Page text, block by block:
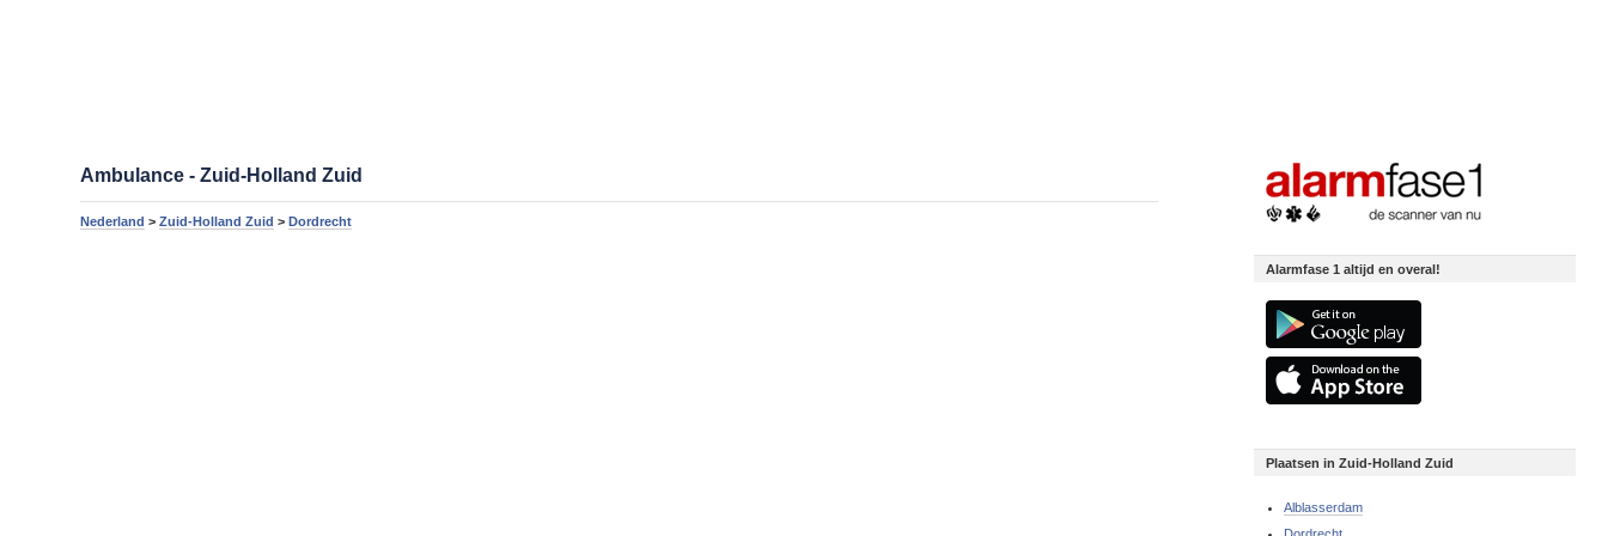
Ambulance - Zuid-Holland Zuid
Nederland >Zuid-Holland Zuid >Dordrecht
Alarmfase 1 altijd en overal!
Plaatsen in Zuid-Holland Zuid
Alblasserdam